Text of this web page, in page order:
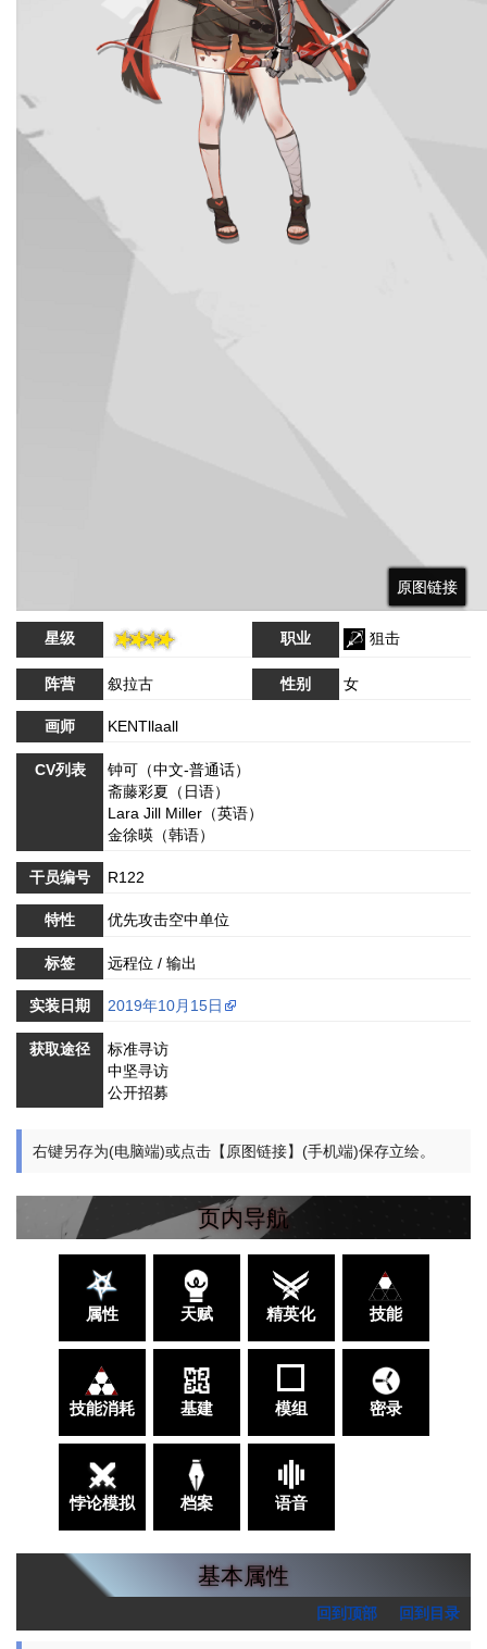
原图链接
原图链接
原图链接
星级 职业 狙击
阵营 叙拉古 性别 女
画师 KENTllaall
CV列表
钟可（中文-普通话）
斋藤彩夏（日语）
Lara Jill Miller（英语）
金徐暎（韩语）
干员编号 R122
特性 优先攻击空中单位
标签 远程位 / 输出
实装日期 2019年10月15日
获取途径
标准寻访
中坚寻访
公开招募
右键另存为(电脑端)或点击【原图链接】(手机端)保存立绘。
页内导航
属性 天赋 精英化 技能
技能消耗 基建 模组 密录
悖论模拟 档案 语音
基本属性
回到顶部 回到目录